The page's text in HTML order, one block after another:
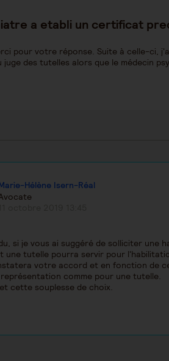
a etabli un certificat
pour votre réponse. Suite à celle-ci,
juge des tutelles alors que le médecin
Hélène Isern-Réal
si je vous ai suggéré de solliciter
une tutelle pourra servir pour
votre accord et en fonction de
comme pour une tutelle.
cette souplesse de choix.